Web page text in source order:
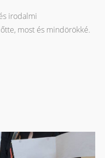
irodalmi
most és mindörökké.